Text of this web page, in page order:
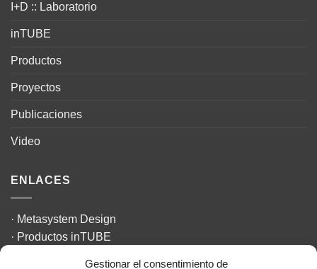
Gestionar el consentimiento de
I+D :: Laboratorio
inTUBE
Productos
Proyectos
Publicaciones
Video
ENLACES
· Metasystem Design
· Productos inTUBE